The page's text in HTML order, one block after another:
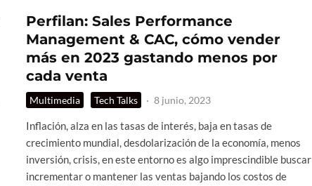
Perfilan: Sales Performance
Management & CAC, cómo vender
más en 2023 gastando menos por
cada venta
Multimedia Tech Talks · 8 junio, 2023
Inflación, alza en las tasas de interés, baja en tasas de
crecimiento mundial, desdolarización de la economía, menos
inversión, crisis, en este entorno es algo imprescindible buscar
incrementar o mantener las ventas bajando los costos de